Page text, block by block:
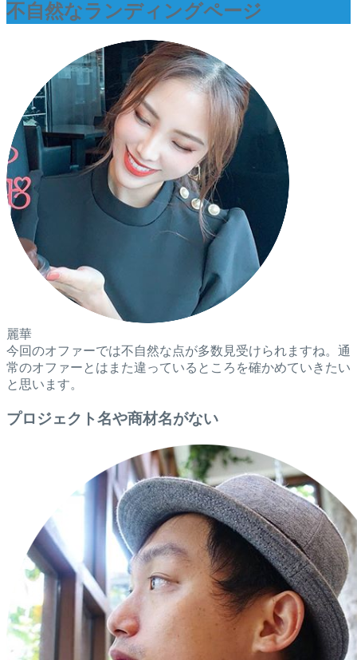
不自然なランディングページ
麗華
今回のオファーでは不自然な点が多数見受けられますね。通
常のオファーとはまた違っているところを確かめていきたい
と思います。
プロジェクト名や商材名がない